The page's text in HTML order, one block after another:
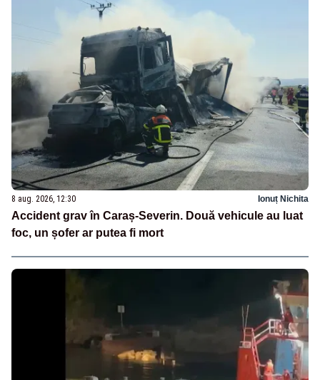
8 aug. 2026, 12:30 Ionuț Nichita
Accident grav în Caraș-Severin. Două vehicule au luat
foc, un șofer ar putea fi mort